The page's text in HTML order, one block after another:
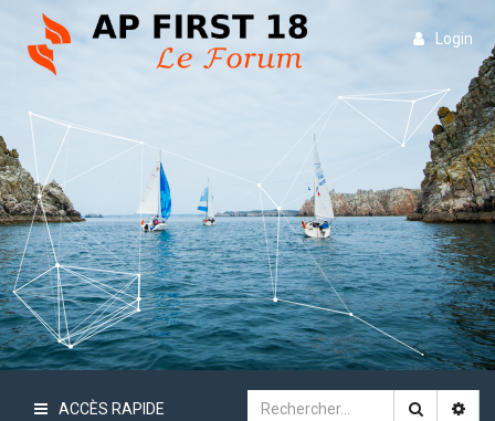
Login
ACCÈS RAPIDE